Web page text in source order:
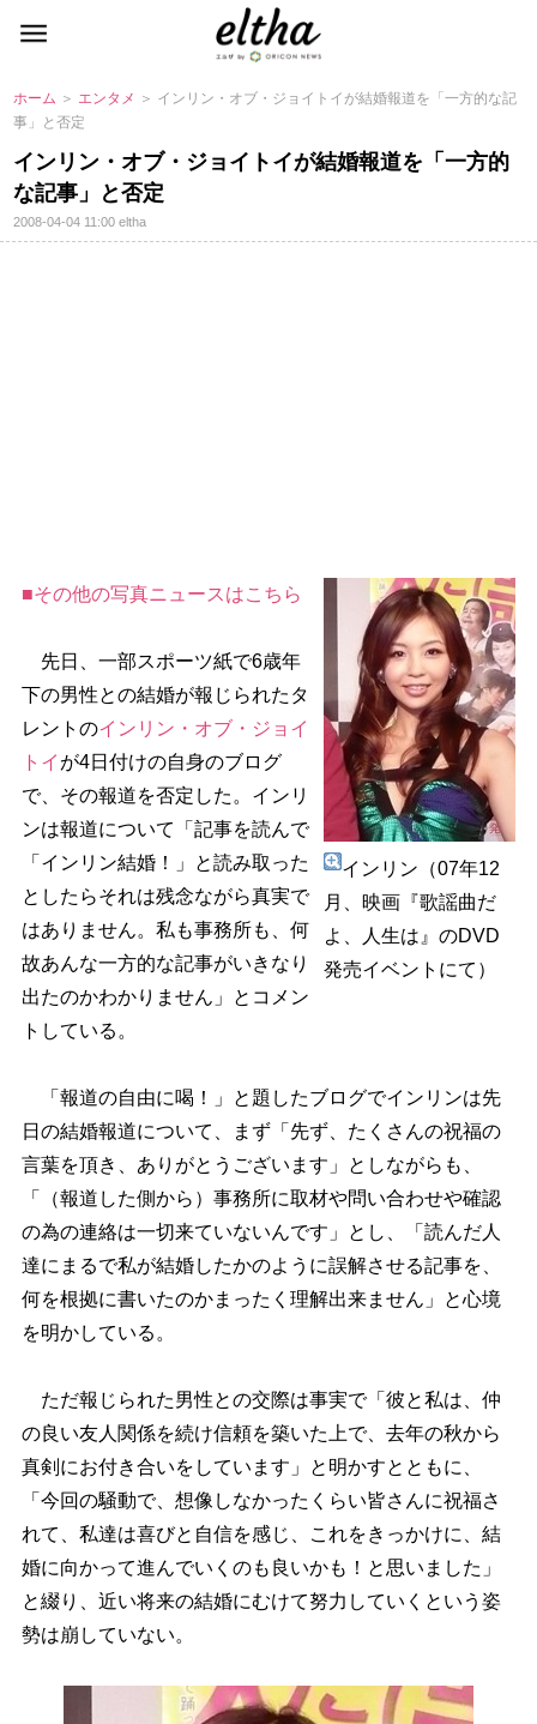
ホーム ＞ エンタメ ＞ インリン・オブ・ジョイトイが結婚報道を「一方的な記
事」と否定
インリン・オブ・ジョイトイが結婚報道を「一方的
な記事」と否定
2008-04-04 11:00eltha
インリン（07年12
月、映画『歌謡曲だ
よ、人生は』のDVD
発売イベントにて）
■その他の写真ニュースはこちら
先日、一部スポーツ紙で6歳年
下の男性との結婚が報じられたタ
レントのインリン・オブ・ジョイ
トイ が4日付けの自身のブログ
で、その報道を否定した。インリ
ンは報道について「記事を読んで
「インリン結婚！」と読み取った
としたらそれは残念ながら真実で
はありません。私も事務所も、何
故あんな一方的な記事がいきなり
出たのかわかりません」とコメン
トしている。
「報道の自由に喝！」と題したブログでインリンは先
日の結婚報道について、まず「先ず、たくさんの祝福の
言葉を頂き、ありがとうございます」としながらも、
「（報道した側から）事務所に取材や問い合わせや確認
の為の連絡は一切来ていないんです」とし、「読んだ人
達にまるで私が結婚したかのように誤解させる記事を、
何を根拠に書いたのかまったく理解出来ません」と心境
を明かしている。
ただ報じられた男性との交際は事実で「彼と私は、仲
の良い友人関係を続け信頼を築いた上で、去年の秋から
真剣にお付き合いをしています」と明かすとともに、
「今回の騒動で、想像しなかったくらい皆さんに祝福さ
れて、私達は喜びと自信を感じ、これをきっかけに、結
婚に向かって進んでいくのも良いかも！と思いました」
と綴り、近い将来の結婚にむけて努力していくという姿
勢は崩していない。